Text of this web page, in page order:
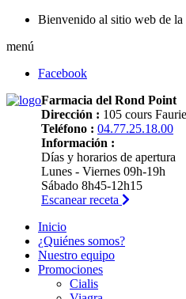
Bienvenido al sitio web de
menú
Facebook
Farmacia del Rond Point
Dirección : 105 cours
Teléfono : 04.77.25.18.00
Información :
Días y horarios de apertura
Lunes - Viernes 09h-19h
Sábado 8h45-12h15
Escanear receta
Inicio
¿Quiénes somos?
Nuestro equipo
Promociones
Cialis